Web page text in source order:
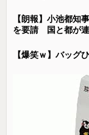
【朗報】小池都知
を要請 国と都が連
【爆笑ｗ】バッグ